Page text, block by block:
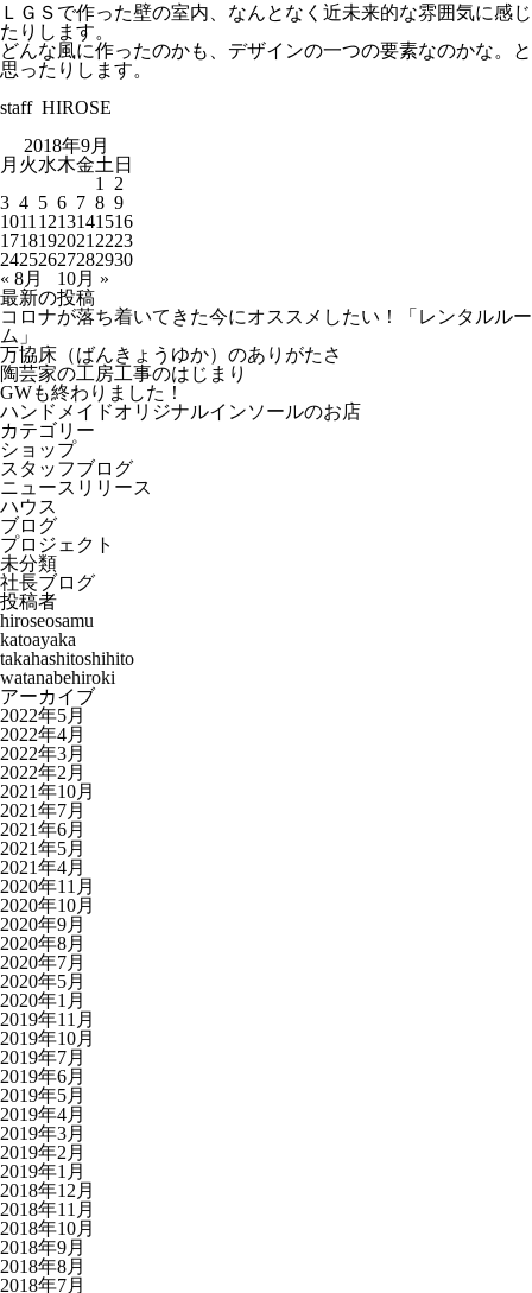
2018年9月
月 火水木金土 日
1
2
3 4 5 6 7 8 9
1011 1213141516
1718192021 2223
24252627282930
« 8月
10月 »
最新の投稿
コロナが落ち着いてきた今にオススメしたい！「レンタルルー
ム」
万協床（ばんきょうゆか）のありがたさ
陶芸家の工房工事のはじまり
GWも終わりました！
ハンドメイドオリジナルインソールのお店
カテゴリー
ショップ
スタッフブログ
ニュースリリース
ハウス
ブログ
プロジェクト
未分類
社長ブログ
投稿者
hiroseosamu
katoayaka
takahashitoshihito
watanabehiroki
アーカイブ
2022年5月
2022年4月
2022年3月
2022年2月
2021年10月
2021年7月
2021年6月
2021年5月
2021年4月
2020年11月
2020年10月
2020年9月
2020年8月
2020年7月
2020年5月
2020年1月
2019年11月
2019年10月
2019年7月
2019年6月
2019年5月
2019年4月
2019年3月
2019年2月
2019年1月
2018年12月
2018年11月
2018年10月
2018年9月
2018年8月
2018年7月
ＬＧＳで作った壁の室内、なんとなく近未来的な雰囲気に感じ
たりします。
どんな風に作ったのかも、デザインの一つの要素なのかな。と
思ったりします。
staff HIROSE